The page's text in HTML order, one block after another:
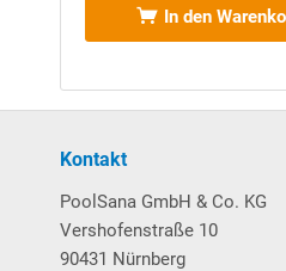
Sehr stabiler und
Handlaufs
Download
In den
Kontakt
PoolSana GmbH & Co. KG
Vershofenstraße 10
90431 Nürnberg